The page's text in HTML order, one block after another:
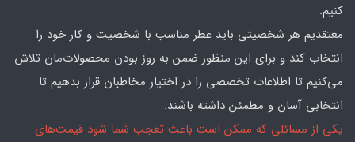
کنیم.
معتقدیم هر شخصیتی باید عطر مناسب با شخصیت و کار خود را
انتخاب کند و برای این منظور ضمن به روز بودن محصولات‌مان تلاش
می‌کنیم تا اطلاعات تخصصی را در اختیار مخاطبان قرار بدهیم تا
انتخابی آسان و مطمئن داشته باشند.
یکی از مسائلی که ممکن است باعث تعجب شما شود قیمت‌های